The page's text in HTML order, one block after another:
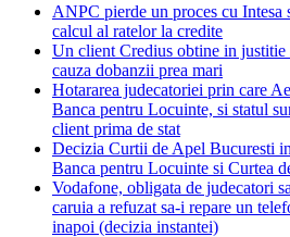
ANPC pierde un proces cu
calcul al ratelor la credite
Un client Credius obtine in
cauza dobanzii prea mari
Hotararea judecatoriei prin care
Banca pentru Locuinte, si statul
client prima de stat
Decizia Curtii de Apel Bucuresti
Banca pentru Locuinte si Curtea
Vodafone, obligata de judecatori
caruia a refuzat sa-i repare un
inapoi (decizia instantei)